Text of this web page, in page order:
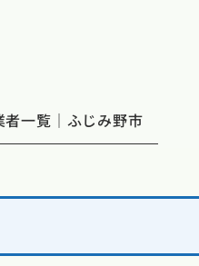
一覧｜ふじみ野市